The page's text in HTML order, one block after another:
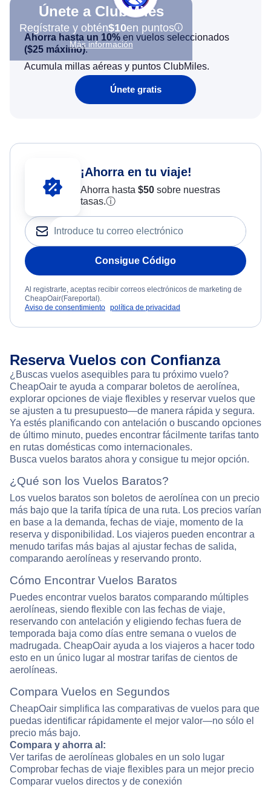
Únete a ClubMiles
Regístrate y obtén$10en puntos
Más información
Ahorra hasta un 10% en vuelos seleccionados
($25 máximo).
Acumula millas aéreas y puntos ClubMiles.
Únete gratis
¡Ahorra en tu viaje!
Ahorra hasta $50sobre nuestras
tasas.ⓘ
Consigue Código
Al registrarte, aceptas recibir correos electrónicos de marketing de
CheapOair(Fareportal).
Aviso de consentimiento política de privacidad
Reserva Vuelos con Confianza
¿Buscas vuelos asequibles para tu próximo vuelo?
CheapOair te ayuda a comparar boletos de aerolínea,
explorar opciones de viaje flexibles y reservar vuelos que
se ajusten a tu presupuesto—de manera rápida y segura.
Ya estés planificando con antelación o buscando opciones
de último minuto, puedes encontrar fácilmente tarifas tanto
en rutas domésticas como internacionales.
Busca vuelos baratos ahora y consigue tu mejor opción.
¿Qué son los Vuelos Baratos?
Los vuelos baratos son boletos de aerolínea con un precio
más bajo que la tarifa típica de una ruta. Los precios varían
en base a la demanda, fechas de viaje, momento de la
reserva y disponibilidad. Los viajeros pueden encontrar a
menudo tarifas más bajas al ajustar fechas de salida,
comparando aerolíneas y reservando pronto.
Cómo Encontrar Vuelos Baratos
Puedes encontrar vuelos baratos comparando múltiples
aerolíneas, siendo flexible con las fechas de viaje,
reservando con antelación y eligiendo fechas fuera de
temporada baja como días entre semana o vuelos de
madrugada. CheapOair ayuda a los viajeros a hacer todo
esto en un único lugar al mostrar tarifas de cientos de
aerolíneas.
Compara Vuelos en Segundos
CheapOair simplifica las comparativas de vuelos para que
puedas identificar rápidamente el mejor valor—no sólo el
precio más bajo.
Compara y ahorra al:
Ver tarifas de aerolíneas globales en un solo lugar
Comprobar fechas de viaje flexibles para un mejor precio
Comparar vuelos directos y de conexión